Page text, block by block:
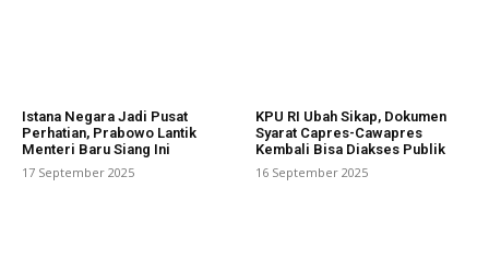
Istana Negara Jadi Pusat
Perhatian, Prabowo Lantik
Menteri Baru Siang Ini
17 September 2025
KPU RI Ubah Sikap, Dokumen
Syarat Capres-Cawapres
Kembali Bisa Diakses Publik
16 September 2025